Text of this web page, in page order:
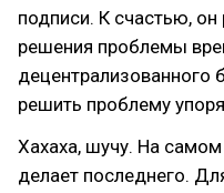
подписи. К счастью,
решения проблемы
децентрализованного
решить проблему
Хахаха, шучу. На
делает последнего.